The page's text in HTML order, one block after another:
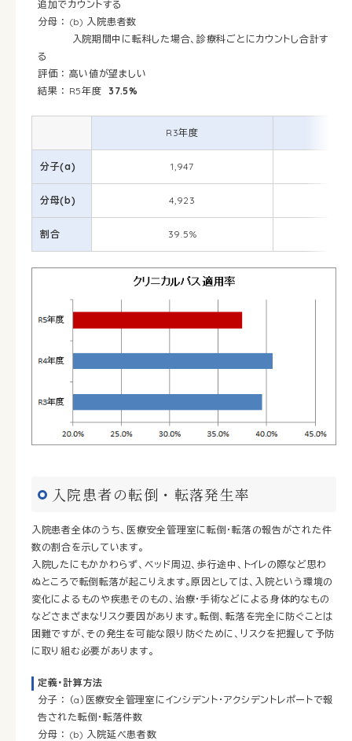
追加でカウントする
分母 ： (b) 入院患者数
入院期間中に転科した場合、診療科ごとにカウントし合計す
る
評価 ： 高い値が望ましい
結果 ： R5年度37.5%
R3年度
分子(a) 1,947
分母(b) 4,923
割合 39.5%
入院患者の転倒・転落発生率
入院患者全体のうち、医療安全管理室に転倒・転落の報告がされた件
数の割合を示しています。
入院したにもかかわらず、ベッド周辺、歩行途中、トイレの際など思わ
ぬところで転倒転落が起こりえます。原因としては、入院という環境の
変化によるものや疾患そのもの、治療・手術などによる身体的なもの
などさまざまなリスク要因があります。転倒、転落を完全に防ぐことは
困難ですが、その発生を可能な限り防ぐために、リスクを把握して予防
に取り組む必要があります。
定義・計算方法
分子 ： （a）医療安全管理室にインシデント・アクシデントレポートで報
告された転倒・転落件数
分母 ： (b) 入院延べ患者数